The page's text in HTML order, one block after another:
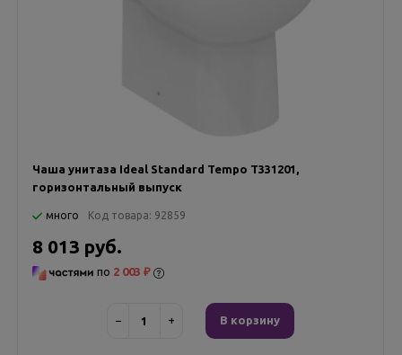
Чаша унитаза Ideal Standard Tempo T331201,
горизонтальный выпуск
много Код товара: 92859
8 013 руб.
по 2 003 ₽
− + В корзину